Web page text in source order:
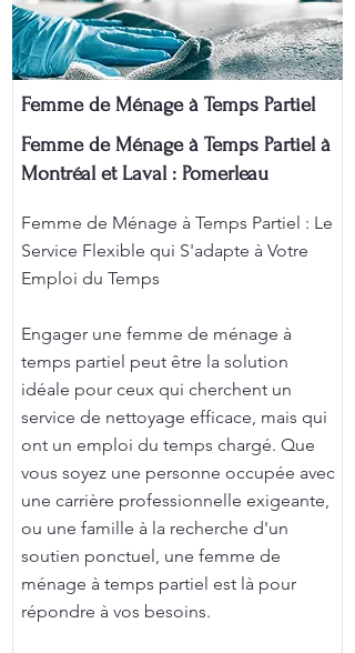
Femme de Ménage à Temps Partiel
Femme de Ménage à Temps Partiel à
Montréal et Laval : Pomerleau
Femme de Ménage à Temps Partiel : Le
Service Flexible qui S'adapte à Votre
Emploi du Temps
Engager une femme de ménage à
temps partiel peut être la solution
idéale pour ceux qui cherchent un
service de nettoyage efficace, mais qui
ont un emploi du temps chargé. Que
vous soyez une personne occupée avec
une carrière professionnelle exigeante,
ou une famille à la recherche d'un
soutien ponctuel, une femme de
ménage à temps partiel est là pour
répondre à vos besoins.